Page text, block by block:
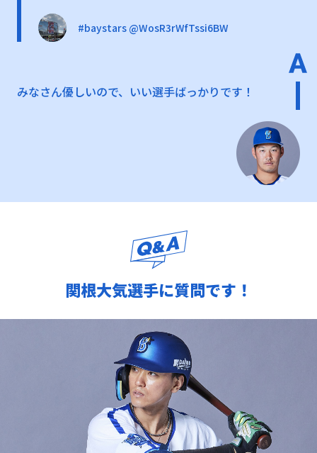
#baystars @WosR3rWfTssi6BW
みなさん優しいので、いい選手ばっかりです！
関根大気選手に質問です！